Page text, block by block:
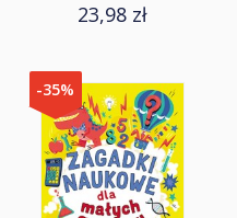
23,98 zł
-35%